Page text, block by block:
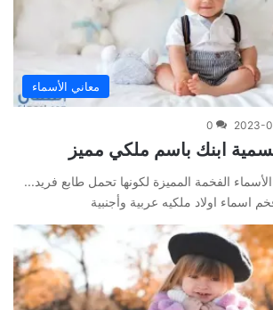
معاني الأسماء
2023-
0
ابنك باسم ملكي مميز
الفخمة المميزة لكونها تحمل طابع فريد...
اسماء اولاد ملكيه عربية وأجنبية